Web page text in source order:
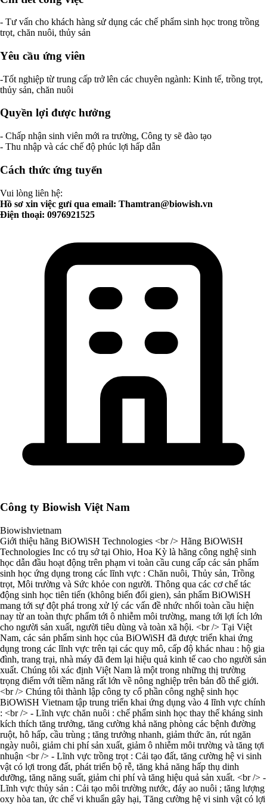
- Tư vấn cho khách hàng sử dụng các chế phẩm sinh học trong trồng
trọt, chăn nuôi, thủy sản
Yêu cầu ứng viên
-Tốt nghiệp từ trung cấp trở lên các chuyên ngành: Kinh tế, trồng trọt,
thủy sản, chăn nuôi
Quyền lợi được hưởng
- Chấp nhận sinh viên mới ra trường, Công ty sẽ đào tạo
- Thu nhập và các chế độ phúc lợi hấp dẫn
Cách thức ứng tuyển
Vui lòng liên hệ:
Hồ sơ xin việc gưỉ qua email: Thamtran@biowish.vn
Điện thoại: 0976921525
Công ty Biowish Việt Nam
Biowishvietnam
Giới thiệu hãng BiOWiSH Technologies <br /> Hãng BiOWiSH
Technologies Inc có trụ sở tại Ohio, Hoa Kỳ là hãng công nghệ sinh
học dẫn đầu hoạt động trên phạm vi toàn cầu cung cấp các sản phẩm
sinh học ứng dụng trong các lĩnh vực : Chăn nuôi, Thủy sản, Trồng
trọt, Môi trường và Sức khỏe con người. Thông qua các cơ chế tác
động sinh học tiên tiến (không biến đổi gien), sản phẩm BiOWiSH
mang tới sự đột phá trong xử lý các vấn đề nhức nhối toàn cầu hiện
nay từ an toàn thực phẩm tới ô nhiễm môi trường, mang tới lợi ích lớn
cho người sản xuất, người tiêu dùng và toàn xã hội. <br /> Tại Việt
Nam, các sản phẩm sinh học của BiOWiSH đã được triển khai ứng
dụng trong các lĩnh vực trên tại các quy mô, cấp độ khác nhau : hộ gia
đình, trang trại, nhà máy đã đem lại hiệu quả kinh tế cao cho người sản
xuất. Chúng tôi xác định Việt Nam là một trong những thị trường
trọng điểm với tiềm năng rất lớn về nông nghiệp trên bản đồ thế giới.
<br /> Chúng tôi thành lập công ty cổ phần công nghệ sinh học
BiOWiSH Vietnam tập trung triển khai ứng dụng vào 4 lĩnh vực chính
: <br /> - Lĩnh vực chăn nuôi : chế phẩm sinh học thay thế kháng sinh
kích thích tăng trưởng, tăng cường khả năng phòng các bệnh đường
ruột, hô hấp, cầu trùng ; tăng trưởng nhanh, giảm thức ăn, rút ngăn
ngày nuôi, giảm chi phí sản xuất, giảm ô nhiễm môi trường và tăng tợi
nhuận <br /> - Lĩnh vực trồng trọt : Cải tạo đất, tăng cường hệ vi sinh
vật có lợi trong đất, phát triển bộ rễ, tăng khả năng hấp thụ dinh
dưỡng, tăng năng suất, giảm chi phí và tăng hiệu quả sản xuất. <br /> -
Lĩnh vực thủy sản : Cải tạo môi trường nước, đáy ao nuôi ; tăng lượng
oxy hòa tan, ức chế vi khuẩn gây hại, Tăng cường hệ vi sinh vật có lợi